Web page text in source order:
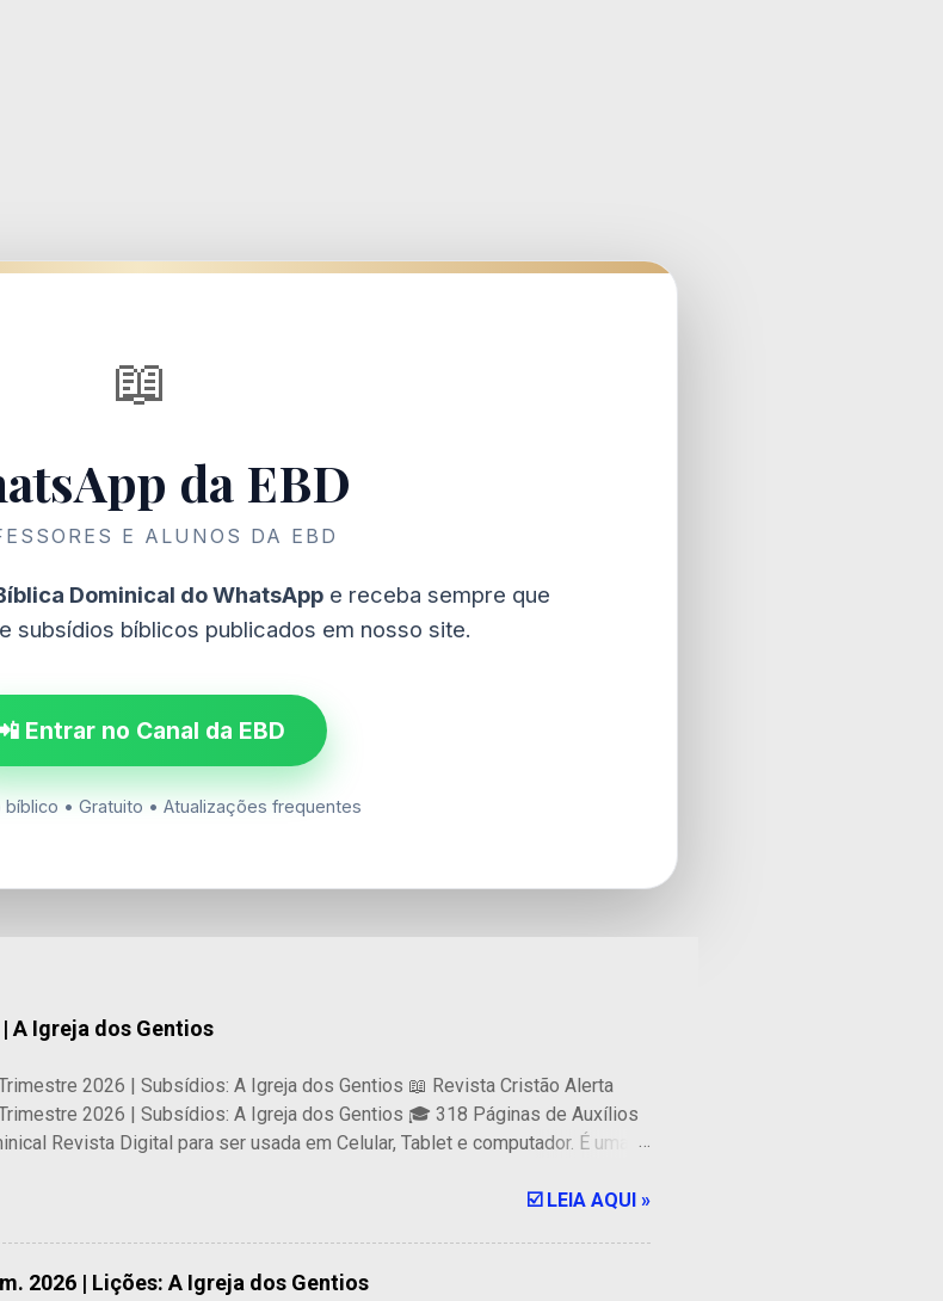
📖
da EBD
E ALUNOS DA EBD
Dominical do WhatsApp e receba sempre que
subsídios bíblicos publicados em nosso site.
Entrar no Canal da EBD
bíblico • Gratuito • Atualizações frequentes
A Igreja dos Gentios
2026 | Subsídios: A Igreja dos Gentios 📖 Revista Cristão Alerta
2026 | Subsídios: A Igreja dos Gentios 🎓 318 Páginas de Auxílios
Revista Digital para ser usada em Celular, Tablet e computador. É uma
para as lições dominicais de adultos da CPAD. 🔥 PREÇO ESPECIAL 🔥
☑️ LEIA AQUI »
2026 | Lições: A Igreja dos Gentios